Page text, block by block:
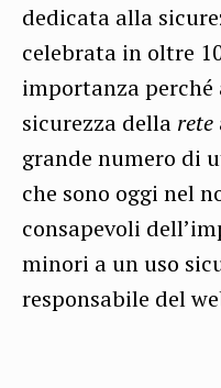
dedicata alla
celebrata in oltre
importanza
sicurezza della rete
grande numero di
che sono oggi nel
consapevoli
minori a un uso
responsabile del